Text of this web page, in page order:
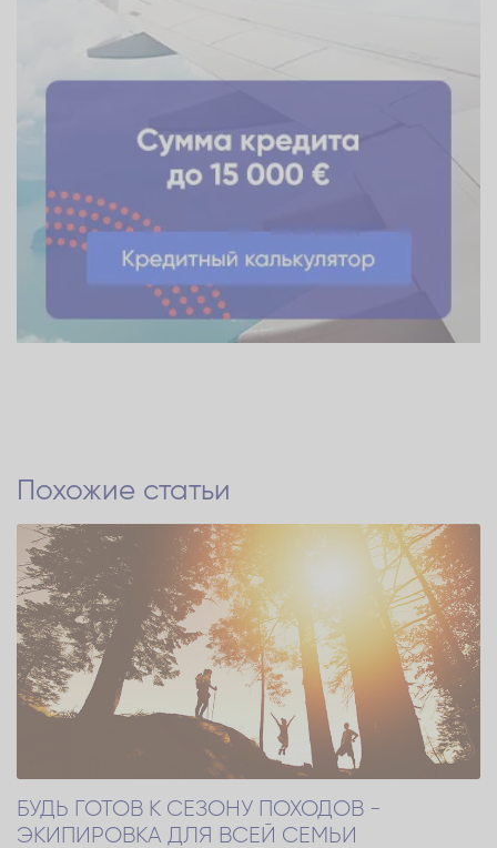
Похожие статьи
БУДЬ ГОТОВ К СЕЗОНУ ПОХОДОВ -
ЭКИПИРОВКА ДЛЯ ВСЕЙ СЕМЬИ